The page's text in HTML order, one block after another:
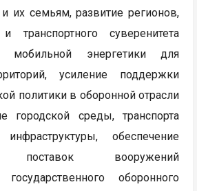
их семьям, развитие регионов,
и транспортного суверенитета
мобильной энергетики для
усиление поддержки
политики в оборонной отрасли
городской среды, транспорта
обеспечение
поставок вооружений
оборонного